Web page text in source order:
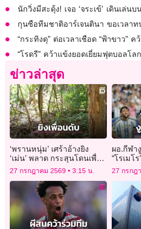
นักวิ่งมีสะดุ้ง! เจอ ‘จระเข้’ เดินเล่น
กุนซือทีมชาติอาร์เจนตินา ขอเวลาท
“กระทิงดุ” ต่อเวลาเชือด “ฟ้าขาว”
“โรดรี” คว้าแข้งยอดเยี่ยมฟุตบอลโล
ข่าวล่าสุด
‘พรานหนุ่ม’ เศร้าอ้างยิง
‘เม่น’ พลาด กระสุนโดนเพื่อน
รักดับสลด ยอมรับผิดยืนรอม
อบตัวกับตำรวจ
27 กรกฎาคม 2569 3:15 น.
ผอ.กีฬา
“โรเมโ
27 กรกฎ